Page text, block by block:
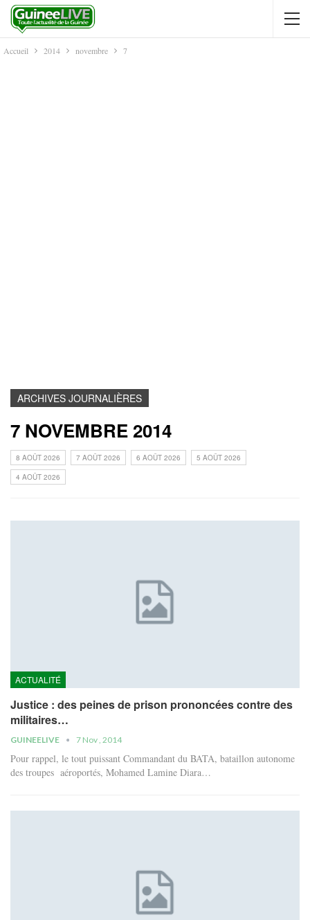
Accueil 2014 novembre 7
ARCHIVES JOURNALIÈRES
7 NOVEMBRE 2014
8 AOÛT 2026 7 AOÛT 2026 6 AOÛT 2026
5 AOÛT 2026
4 AOÛT 2026
ACTUALITÉ
Justice : des peines de prison prononcées contre des
militaires…
GUINEELIVE 7 Nov , 2014
Pour rappel, le tout puissant Commandant du BATA, bataillon autonome
des troupes aéroportés, Mohamed Lamine Diara…